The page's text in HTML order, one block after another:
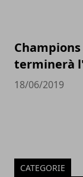
terminerà
18/06/2019
CATEGORIE